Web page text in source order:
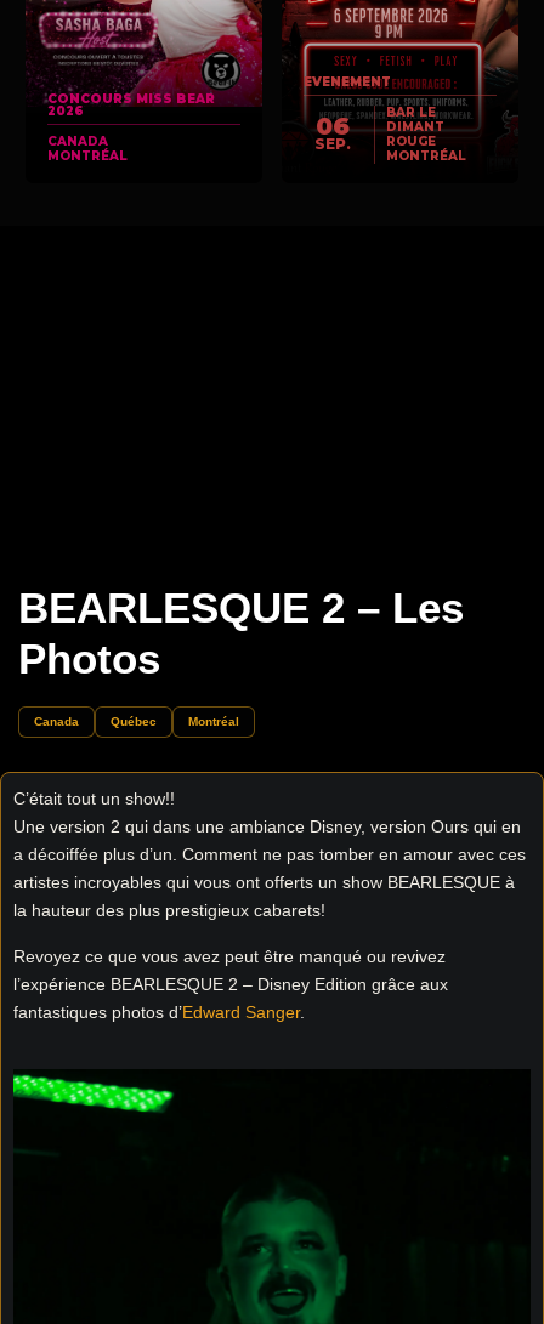
CONCOURS MISS BEAR
2026
CANADA
MONTRÉAL
EVENEMENT
06
SEP.
BAR LE
DIMANT
ROUGE
MONTRÉAL
BEARLESQUE 2 – Les
Photos
Canada Québec Montréal
C’était tout un show!!
Une version 2 qui dans une ambiance Disney, version Ours qui en
a décoiffée plus d’un. Comment ne pas tomber en amour avec ces
artistes incroyables qui vous ont offerts un show BEARLESQUE à
la hauteur des plus prestigieux cabarets!
Revoyez ce que vous avez peut être manqué ou revivez
l’expérience BEARLESQUE 2 – Disney Edition grâce aux
fantastiques photos d’Edward Sanger.